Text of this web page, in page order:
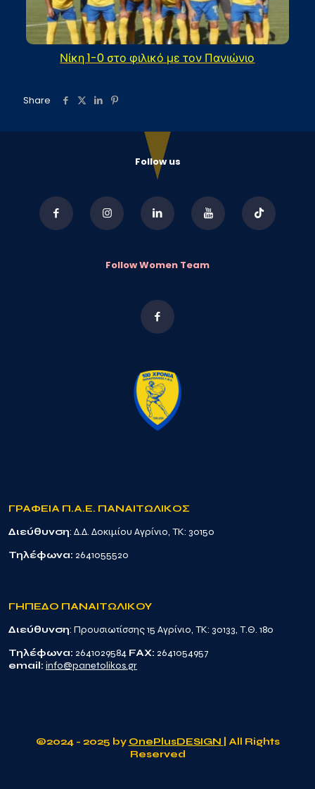
Νίκη 1-0 στο φιλικό με τον Πανιώνιο
Share
Follow us
Follow Women Team
ΓΡΑΦΕΙΑ Π.Α.Ε. ΠΑΝΑΙΤΩΛΙΚΟΣ
Διεύθυνση: Δ.Δ. Δοκιμίου Αγρίνιο, TK: 30150
Τηλέφωνα: 2641055520
ΓΗΠΕΔΟ ΠΑΝΑΙΤΩΛΙΚΟΥ
Διεύθυνση: Προυσιωτίσσης 15 Αγρίνιο, TK: 30133, Τ.Θ. 180
Τηλέφωνα: 2641029584 FAX: 2641054957
email: info@panetolikos.gr
©2024 - 2025 by OnePlusDESIGN
| All Rights
Reserved